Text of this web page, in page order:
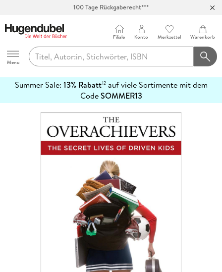
Hugendubel
Menu
Filiale Konto Merkzettel Warenkorb
Summer Sale: 13% Rabatt12auf viele Sortimente mit dem
CodeSOMMER13
erfahren